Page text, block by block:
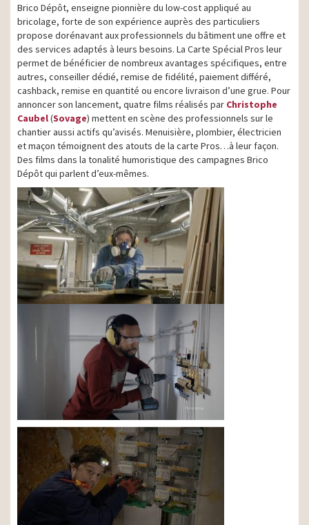
Brico Dépôt, enseigne pionnière du low-cost appliqué au
bricolage, forte de son expérience auprès des particuliers
propose dorénavant aux professionnels du bâtiment une offre et
des services adaptés à leurs besoins. La Carte Spécial Pros leur
permet de bénéficier de nombreux avantages spécifiques, entre
autres, conseiller dédié, remise de fidélité, paiement différé,
cashback, remise en quantité ou encore livraison d’une grue. Pour
annoncer son lancement, quatre films réalisés par Christophe
Caubel(Sovage) mettent en scène des professionnels sur le
chantier aussi actifs qu’avisés. Menuisière, plombier, électricien
et maçon témoignent des atouts de la carte Pros…à leur façon.
Des films dans la tonalité humoristique des campagnes Brico
Dépôt qui parlent d’eux-mêmes.